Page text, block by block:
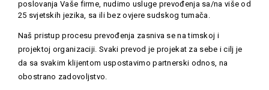
poslovanja Vaše firme, nudimo usluge prevođenja sa/na više od
25 svjetskih jezika, sa ili bez ovjere sudskog tumača.
Naš pristup procesu prevođenja zasniva se na timskoj i
projektoj organizaciji. Svaki prevod je projekat za sebe i cilj je
da sa svakim klijentom uspostavimo partnerski odnos, na
obostrano zadovoljstvo.